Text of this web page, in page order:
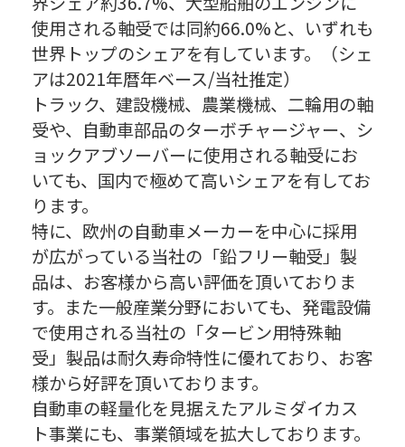
使用される軸受では同約66.0%と、いずれも
世界トップのシェアを有しています。（シェ
アは2021年暦年ベース/当社推定）
トラック、建設機械、農業機械、二輪用の軸
受や、自動車部品のターボチャージャー、シ
ョックアブソーバーに使用される軸受にお
いても、国内で極めて高いシェアを有してお
ります。
特に、欧州の自動車メーカーを中心に採用
が広がっている当社の「鉛フリー軸受」製
品は、お客様から高い評価を頂いておりま
す。また一般産業分野においても、発電設備
で使用される当社の「タービン用特殊軸
受」製品は耐久寿命特性に優れており、お客
様から好評を頂いております。
自動車の軽量化を見据えたアルミダイカス
ト事業にも、事業領域を拡大しております。